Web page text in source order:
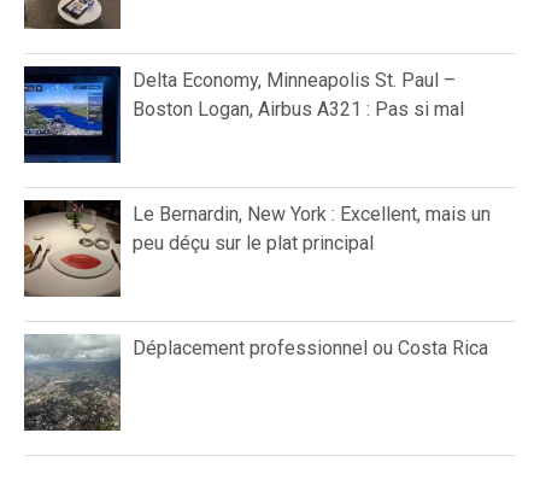
Delta Economy, Minneapolis St. Paul –
Boston Logan, Airbus A321 : Pas si mal
Le Bernardin, New York : Excellent, mais un
peu déçu sur le plat principal
Déplacement professionnel ou Costa Rica